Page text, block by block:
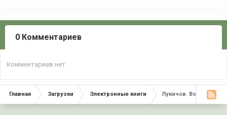
0 Комментариев
Комментариев нет
Главная Загрузки Электронные книги Лукичов.